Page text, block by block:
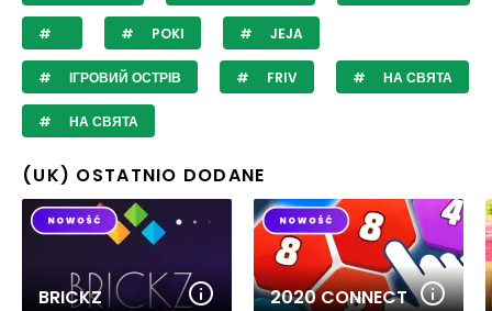
POKI JEJA
ІГРОВИЙ ОСТРІВ FRIV НА СВЯТА
НА СВЯТА
(UK) OSTATNIO DODANE
BRICKZ 2020 CONNECT